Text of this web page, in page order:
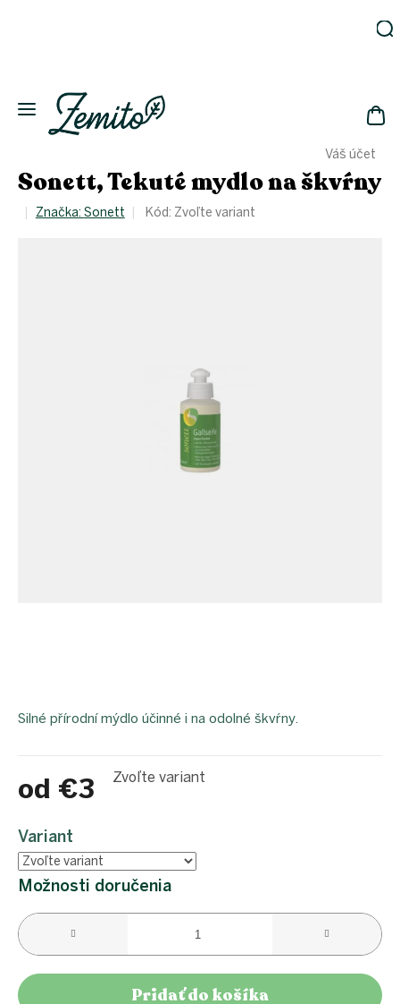
Váš účet
Ekodomácnosť
Ekologická
Kozmetika
výber
Sonett, Tekuté mydlo na škvŕny
Značka: Sonett Kód: Zvoľte variant
od €3
cena:
Zvoľte variant
Variant
Možnosti doručenia
Pridať do košíka
Silné přírodní mýdlo účinné i na odolné škvŕny.